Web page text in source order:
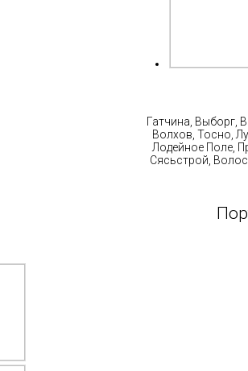
Гатчина, Выборг,
Волхов, Тосно,
Лодейное Поле,
Сясьстрой,